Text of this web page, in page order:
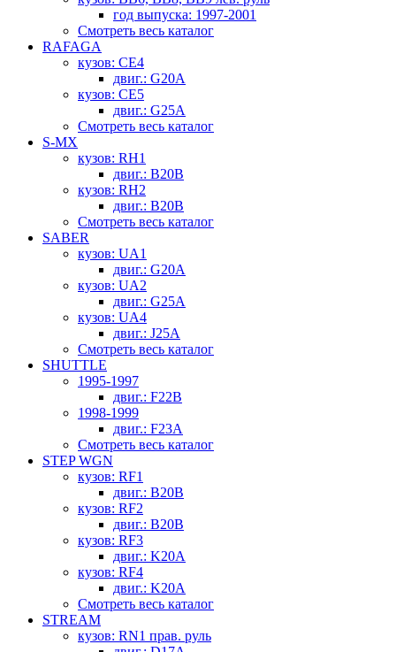
год выпуска: 1997-2001
Смотреть весь каталог
RAFAGA
кузов: CE4
двиг.: G20A
кузов: CE5
двиг.: G25A
Смотреть весь каталог
S-MX
кузов: RH1
двиг.: B20B
кузов: RH2
двиг.: B20B
Смотреть весь каталог
SABER
кузов: UA1
двиг.: G20A
кузов: UA2
двиг.: G25A
кузов: UA4
двиг.: J25A
Смотреть весь каталог
SHUTTLE
1995-1997
двиг.: F22B
1998-1999
двиг.: F23A
Смотреть весь каталог
STEP WGN
кузов: RF1
двиг.: B20B
кузов: RF2
двиг.: B20B
кузов: RF3
двиг.: K20A
кузов: RF4
двиг.: K20A
Смотреть весь каталог
STREAM
кузов: RN1 прав. руль